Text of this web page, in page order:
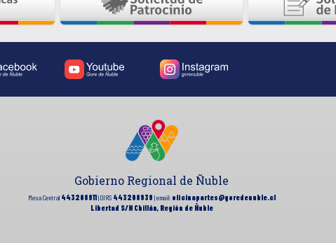
Gobierno Regional de Ñuble
Mesa Central 443208911| OIRS 443208939 | email: oficinapartes@goredenuble.cl
Libertad S/N Chillán, Región de Ñuble